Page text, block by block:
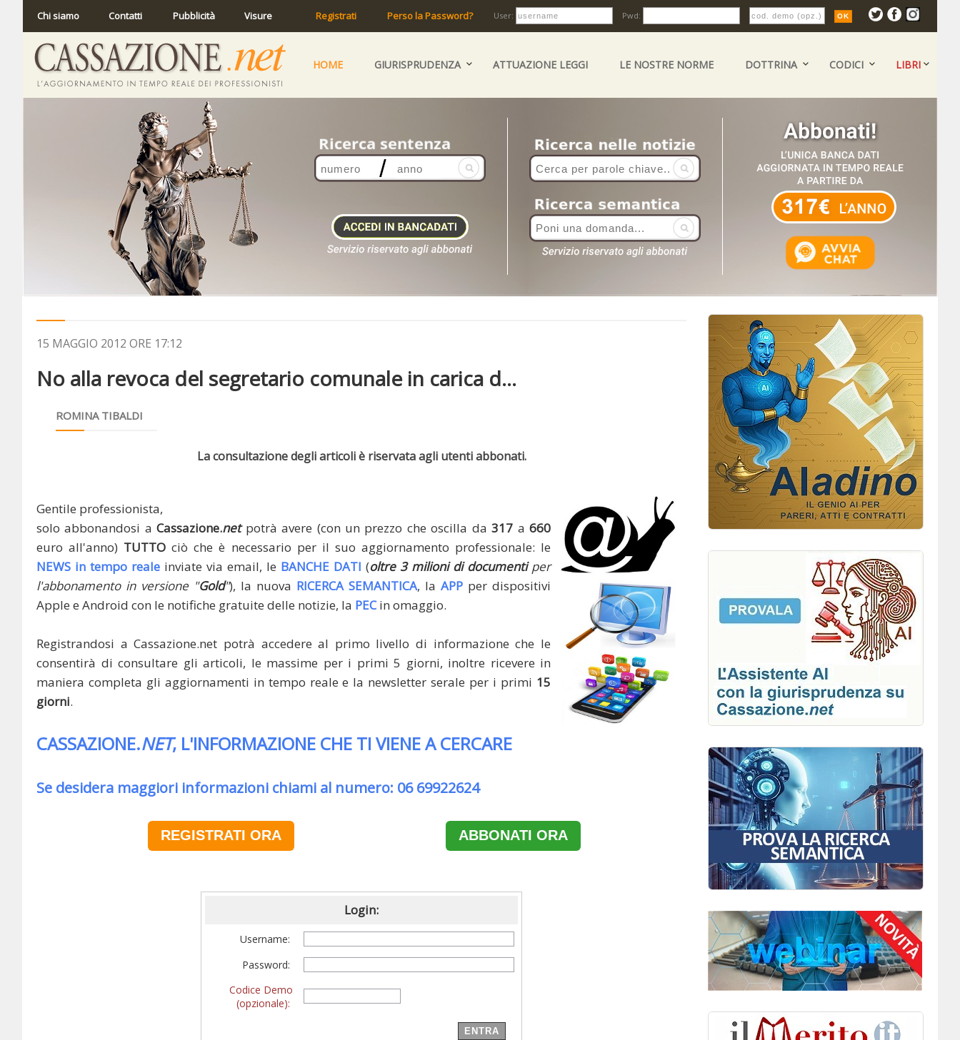
Chi siamo Contatti Pubblicità Visure Registrati Perso la Password? User: Pwd:
HOME GIURISPRUDENZA ATTUAZIONE LEGGI LE NOSTRE NORME DOTTRINA CODICI LIBRI
15 MAGGIO 2012 ORE 17:12
No alla revoca del segretario comunale in carica d...
ROMINA TIBALDI
La consultazione degli articoli è riservata agli utenti abbonati.
Gentile professionista,
solo abbonandosi aCassazione.netpotrà avere (con un prezzo che oscilla da317 a660
euro all'anno) TUTTO ciò che è necessario per il suo aggiornamento professionale: le
NEWS in tempo reale inviate via email, le BANCHE DATI (oltre 3 milioni di documentiper
l'abbonamento in versione "Gold"), la nuova RICERCA SEMANTICA, la APP per dispositivi
Apple e Android con le notifiche gratuite delle notizie, la PECin omaggio.
Registrandosi a Cassazione.net potrà accedere al primo livello di informazione che le
consentirà di consultare gli articoli, le massime per i primi 5 giorni, inoltre ricevere in
maniera completa gli aggiornamenti in tempo reale e la newsletter serale per i primi 15
giorni.
CASSAZIONE.NET, L'INFORMAZIONE CHE TI VIENE A CERCARE
Se desidera maggiori informazioni chiami al numero: 06 69922624
REGISTRATI ORA ABBONATI ORA
Login:
Username:
Password:
Codice Demo
(opzionale):